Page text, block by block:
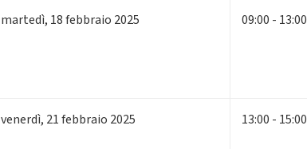
martedì, 18febbraio 2025 09:00 - 13:00
venerdì, 21febbraio 2025 13:00 - 15:00